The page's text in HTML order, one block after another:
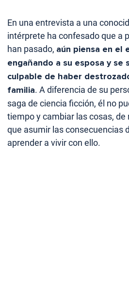
En una entrevista a una
intérprete ha confesado que a
han pasado, aún piensa en el
engañando a su esposa y se
culpable de haber
familia. A diferencia de su
saga de ciencia ficción, él no
tiempo y cambiar las cosas, de
que asumir las consecuencias
aprender a vivir con ello.